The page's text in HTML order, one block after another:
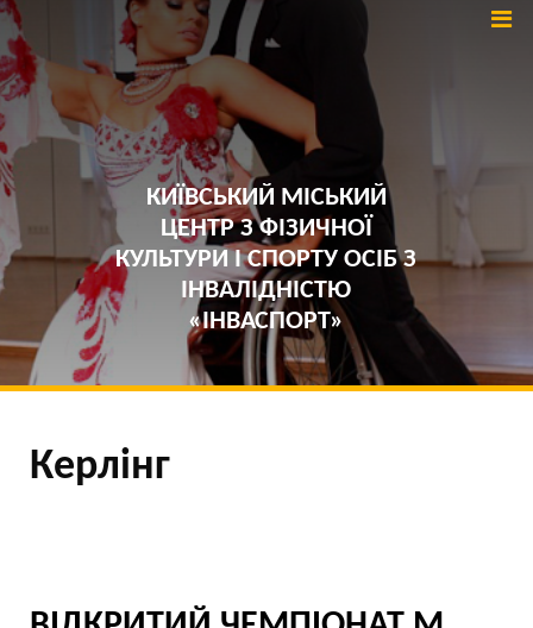
КИЇВСЬКИЙ МІСЬКИЙ
ЦЕНТР З ФІЗИЧНОЇ
КУЛЬТУРИ І СПОРТУ ОСІБ З
ІНВАЛІДНІСТЮ
«ІНВАСПОРТ»
Керлінг